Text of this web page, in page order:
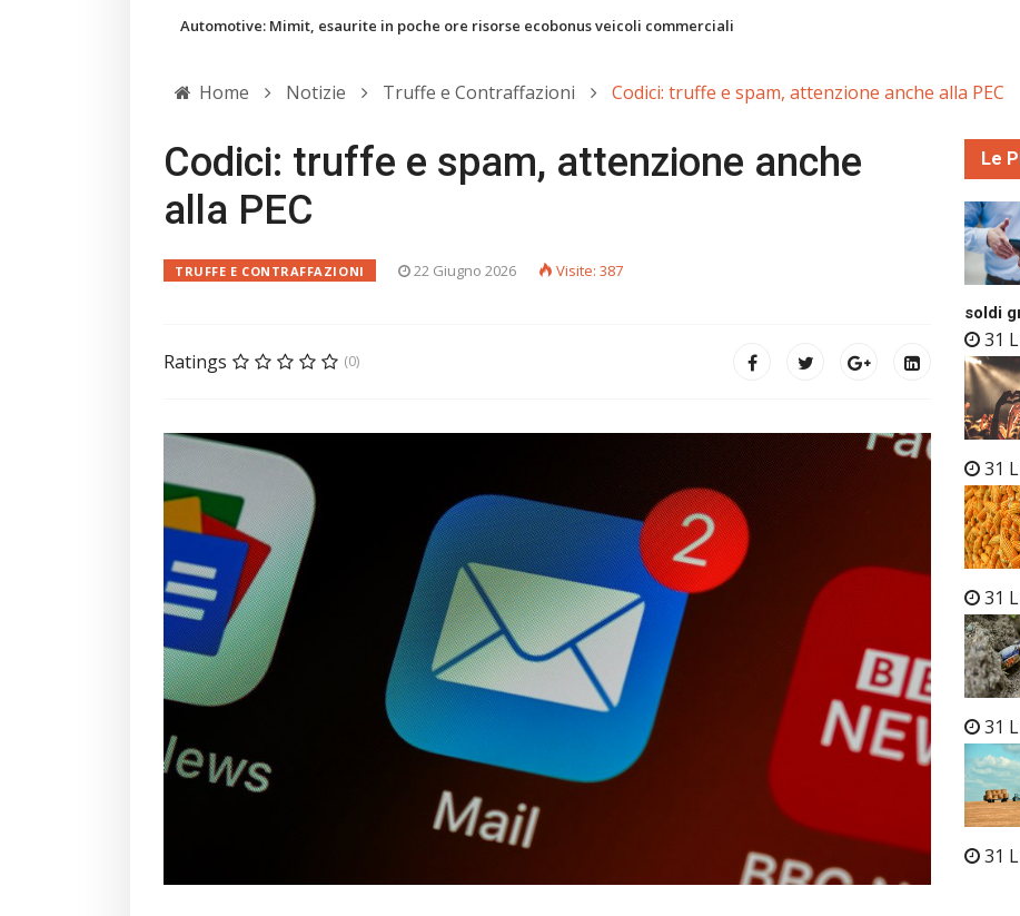
Automotive: Mimit, esaurite in poche ore risorse ecobonus veicoli commerciali
Home Notizie Truffe e Contraffazioni Codici: truffe e spam, attenzione anche alla PEC
Codici: truffe e spam, attenzione anche
alla PEC
TRUFFE E CONTRAFFAZIONI 22 Giugno 2026 Visite: 387
Ratings (0)
Le
soldi
31
31
31
31
31